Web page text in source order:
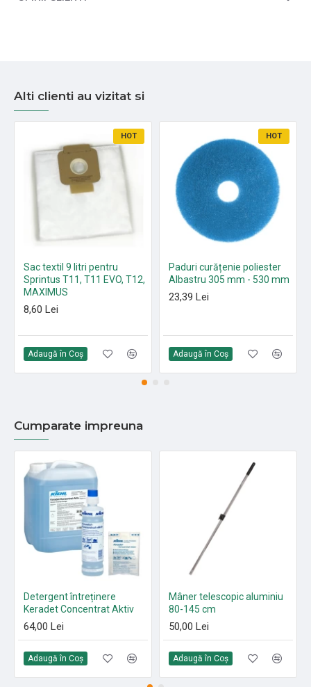
Alti clienti au vizitat si
HOT
Sac textil 9 litri pentru
Sprintus T11, T11 EVO, T12,
MAXIMUS
8,60 Lei
Adaugă în Coş
HOT
Paduri curățenie poliester
Albastru 305 mm - 530 mm
23,39 Lei
Adaugă în Coş
Cumparate impreuna
Detergent întreținere
Keradet Concentrat Aktiv
64,00 Lei
Adaugă în Coş
Mâner telescopic aluminiu
80-145 cm
50,00 Lei
Adaugă în Coş